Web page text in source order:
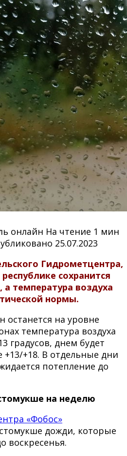
онлайн На чтение 1 мин
25.07.2023
Гидрометцентра,
сохранится
температура воздуха
нормы.
на уровне
температура воздуха
градусов, днем будет
+13/+18. В отдельные дни
потепление до
на неделю
«Фобос»
дожди, которые
воскресенья.